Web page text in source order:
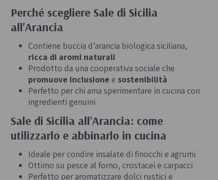
Perché scegliere Sale di Sicilia
all'Arancia
Contiene buccia d’arancia biologica siciliana,
ricca di aromi naturali
Prodotto da una cooperativa sociale che
promuove inclusione e sostenibilità
Perfetto per chi ama sperimentare in cucina con
ingredienti genuini
Sale di Sicilia all'Arancia: come
utilizzarlo e abbinarlo in cucina
Ideale per condire insalate di finocchi e agrumi
Ottimo su pesce al forno, crostacei e carpacci
Perfetto per aromatizzare dolci rustici e